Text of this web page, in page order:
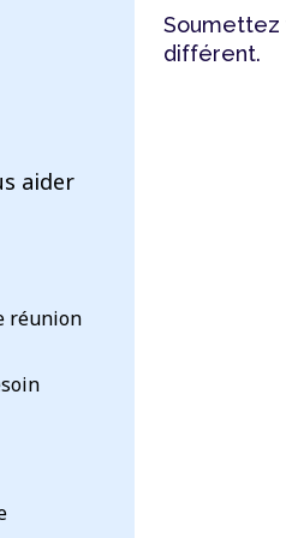
aider
réunion
Soumettez
différent.